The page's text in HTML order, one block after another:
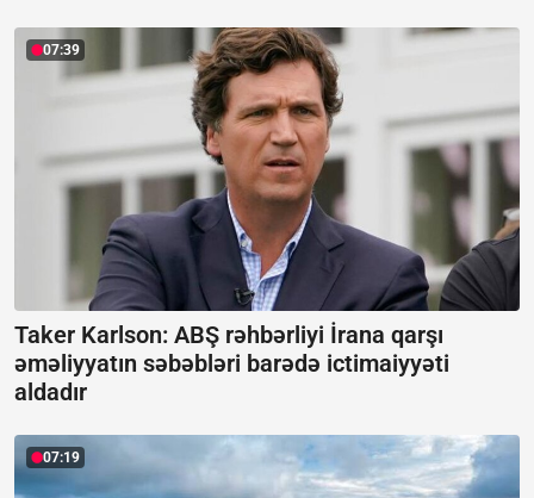
07:39
Taker Karlson: ABŞ rəhbərliyi İrana qarşı
əməliyyatın səbəbləri barədə ictimaiyyəti
aldadır
07:19